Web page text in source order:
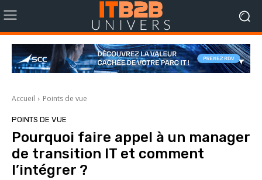
Accueil Points de vue
POINTS DE VUE
Pourquoi faire appel à un manager
de transition IT et comment
l’intégrer ?